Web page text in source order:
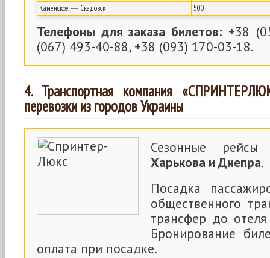
Каменское ― Скадовск
500
Телефоны для заказа билетов: +38
(067) 493-40-88, +38 (093) 170-03-18.
4. Транспортная компания
перевозки из городов Украины
Сезонные
Харькова и Днепра.
Посадка
общественного
трансфер до
Бронирование
оплата при посадке.